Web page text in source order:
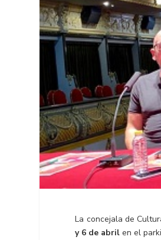
La concejala de
y 6 de abril en el